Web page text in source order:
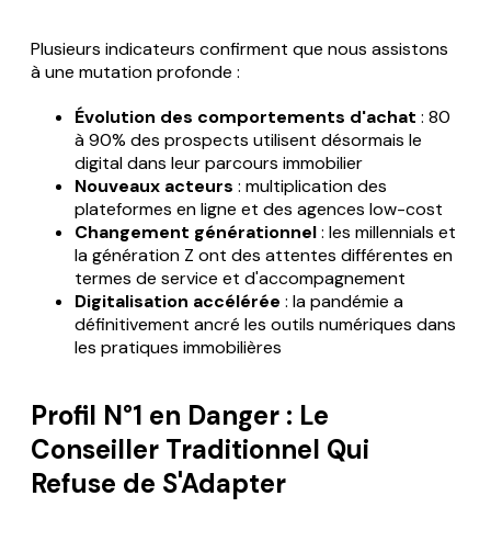
Plusieurs indicateurs confirment que nous assistons
à une mutation profonde :
Évolution des comportements d'achat : 80
à 90% des prospects utilisent désormais le
digital dans leur parcours immobilier
Nouveaux acteurs : multiplication des
plateformes en ligne et des agences low-cost
Changement générationnel: les millennials et
la génération Z ont des attentes différentes en
termes de service et d'accompagnement
Digitalisation accélérée : la pandémie a
définitivement ancré les outils numériques dans
les pratiques immobilières
Profil N°1 en Danger : Le
Conseiller Traditionnel Qui
Refuse de S'Adapter